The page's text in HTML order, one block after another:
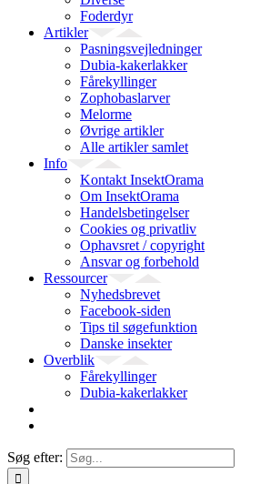
Foderdyr
Artikler
Pasningsvejledninger
Dubia-kakerlakker
Fårekyllinger
Zophobaslarver
Melorme
Øvrige artikler
Alle artikler samlet
Info
Kontakt InsektOrama
Om InsektOrama
Handelsbetingelser
Cookies og privatliv
Ophavsret / copyright
Ansvar og forbehold
Ressourcer
Nyhedsbrevet
Facebook-siden
Tips til søgefunktion
Danske insekter
Overblik
Fårekyllinger
Dubia-kakerlakker
Søg efter: